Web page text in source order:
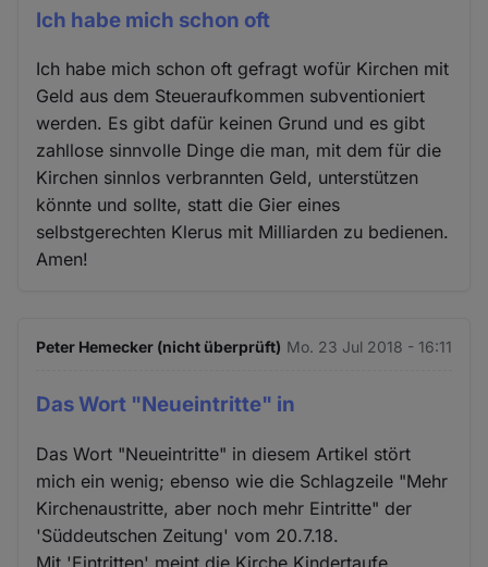
Ich habe mich schon oft
Ich habe mich schon oft gefragt wofür Kirchen mit
Geld aus dem Steueraufkommen subventioniert
werden. Es gibt dafür keinen Grund und es gibt
zahllose sinnvolle Dinge die man, mit dem für die
Kirchen sinnlos verbrannten Geld, unterstützen
könnte und sollte, statt die Gier eines
selbstgerechten Klerus mit Milliarden zu bedienen.
Amen!
Peter Hemecker (nicht überprüft) Mo. 23 Jul 2018 - 16:11
Das Wort "Neueintritte" in
Das Wort "Neueintritte" in diesem Artikel stört
mich ein wenig; ebenso wie die Schlagzeile "Mehr
Kirchenaustritte, aber noch mehr Eintritte" der
'Süddeutschen Zeitung' vom 20.7.18.